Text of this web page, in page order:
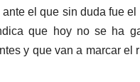
el que sin duda fue el
que hoy no se ha
y que van a marcar el